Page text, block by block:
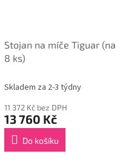
Stojan na míče Tiguar (na
8 ks)
Skladem za 2-3 týdny
11 372 Kč bez DPH
13 760 Kč
Do košíku